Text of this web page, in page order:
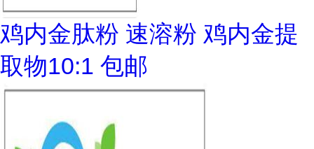
鸡内金肽粉 速溶粉 鸡内金提
取物10:1 包邮